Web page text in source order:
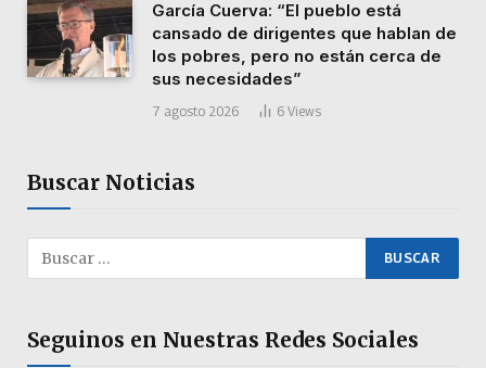
García Cuerva: “El pueblo está
cansado de dirigentes que hablan de
los pobres, pero no están cerca de
sus necesidades”
7 agosto 2026 6 Views
Buscar Noticias
Seguinos en Nuestras Redes Sociales